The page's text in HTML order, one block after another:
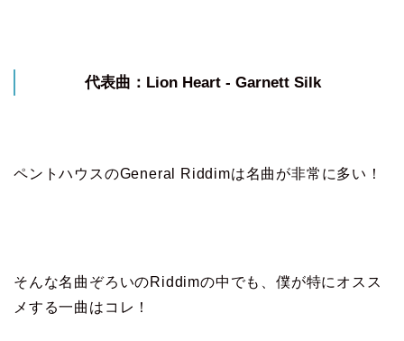
代表曲：Lion Heart - Garnett Silk
ペントハウスのGeneral Riddimは名曲が非常に多い！
そんな名曲ぞろいのRiddimの中でも、僕が特にオスス
メする一曲はコレ！